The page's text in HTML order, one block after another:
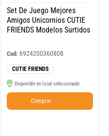
Set De Juego Mejores
Amigos Unicornios CUTIE
FRIENDS Modelos Surtidos
Cod: 6924200360808
CUTIE FRIENDS
Disponible en local seleccionado
Comprar